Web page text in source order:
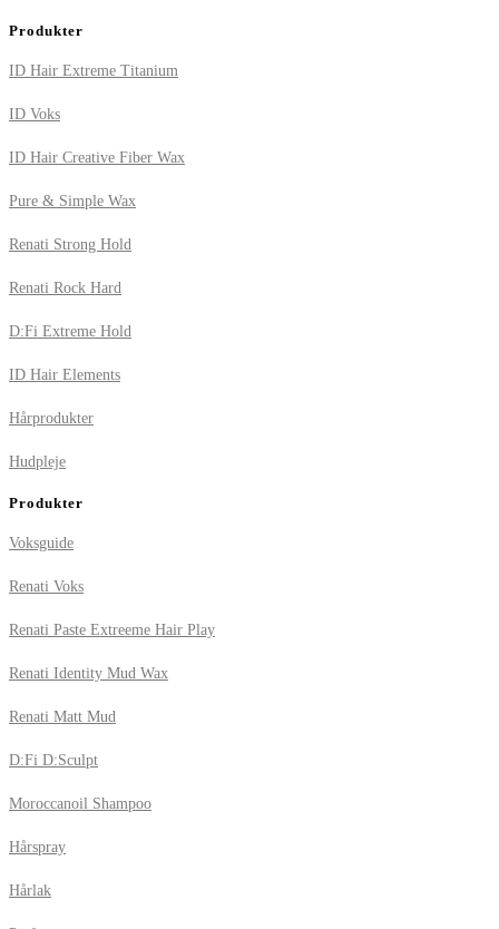
Produkter
ID Hair Extreme Titanium
ID Voks
ID Hair Creative Fiber Wax
Pure & Simple Wax
Renati Strong Hold
Renati Rock Hard
D:Fi Extreme Hold
ID Hair Elements
Hårprodukter
Hudpleje
Produkter
Voksguide
Renati Voks
Renati Paste Extreeme Hair Play
Renati Identity Mud Wax
Renati Matt Mud
D:Fi D:Sculpt
Moroccanoil Shampoo
Hårspray
Hårlak